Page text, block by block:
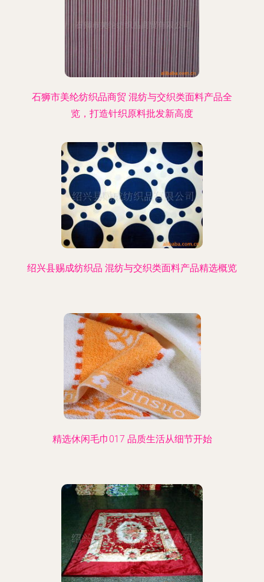
石狮市美纶纺织品商贸 混纺与交织类面料产品全
览，打造针织原料批发新高度
绍兴县赐成纺织品 混纺与交织类面料产品精选概览
精选休闲毛巾017 品质生活从细节开始